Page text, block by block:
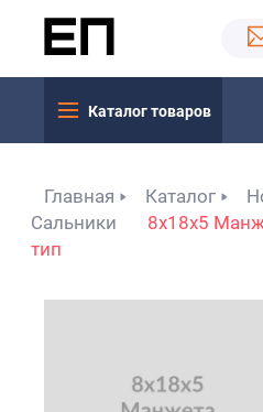
Каталог товаров
Главная Каталог
Сальники
8x18x5
тип